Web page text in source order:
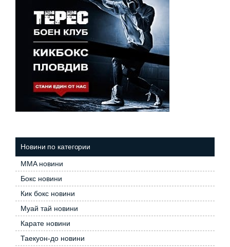
Новини по категории
MMA новини
Бокс новини
Кик бокс новини
Муай тай новини
Карате новини
Таекуон-до новини